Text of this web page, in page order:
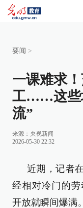
要闻 >
一课难求
工……这些
流”
来源： 央视新闻
2026-05-30 22:32
近期，记者
经相对冷门的
开放就瞬间爆满。